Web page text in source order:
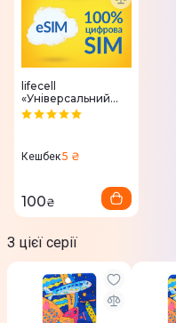
lifecell
«Універсальний
для еСІМ»
Кешбек5 ₴
100₴
З цієї серії